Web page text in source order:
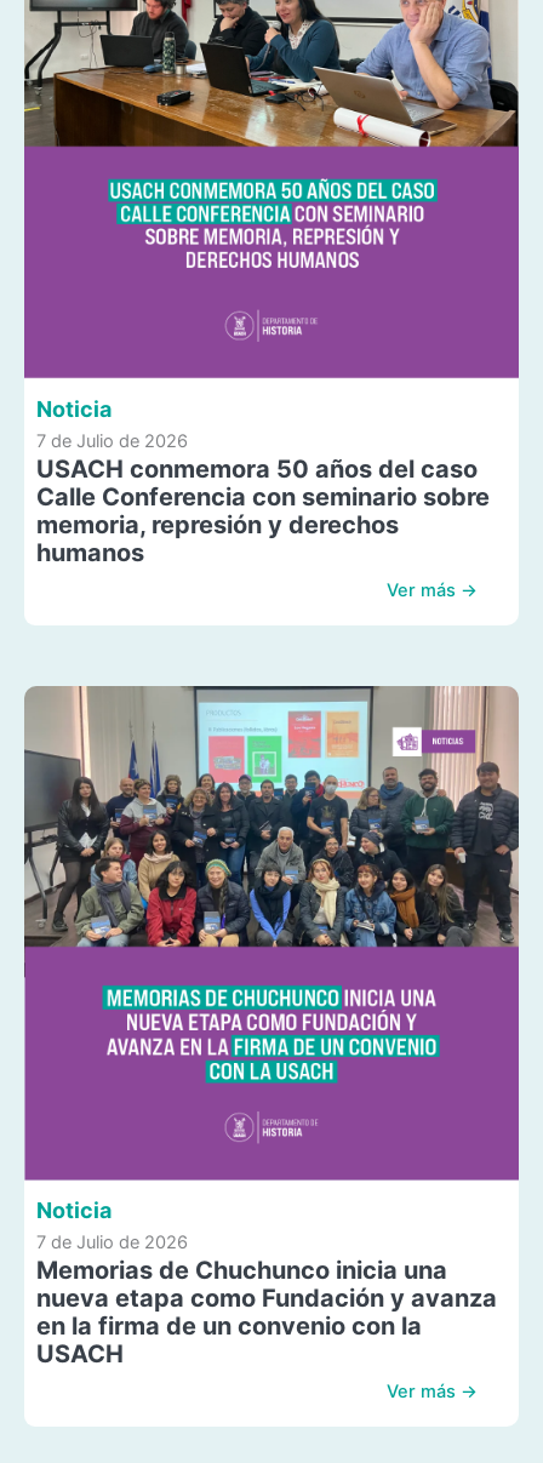
Noticia
7 de Julio de 2026
USACH conmemora 50 años del caso
Calle Conferencia con seminario sobre
memoria, represión y derechos
humanos
Ver más →
Noticia
7 de Julio de 2026
Memorias de Chuchunco inicia una
nueva etapa como Fundación y avanza
en la firma de un convenio con la
USACH
Ver más →